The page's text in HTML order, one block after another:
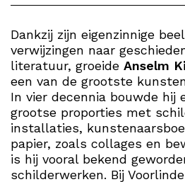
Dankzij zijn eigenzinnige
verwijzingen naar
literatuur, groeide Anselm
een van de grootste
In vier decennia bouwde hij
grootse proporties met
installaties,
papier, zoals collages en
is hij vooral bekend
schilderwerken. Bij